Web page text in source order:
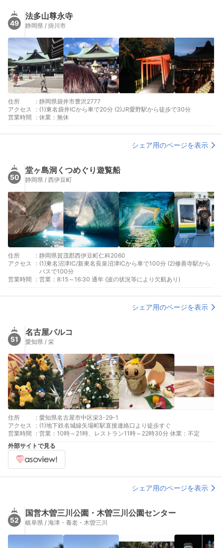
49
法多山尊永寺
静岡県 / 掛川市
住所 : 静岡県袋井市豊沢2777
アクセス
:
(1)東名袋井ICから車で20分 (2)JR愛野駅から徒歩で30分
営業時間
: 休業：無休
シェア用のページを表示
50
堂ヶ島洞くつめぐり遊覧船
静岡県 / 西伊豆町
住所 : 静岡県賀茂郡西伊豆町仁科2060
アクセス
: (1)東名沼津IC/新東名長泉沼津ICから車で100分 (2)修善寺駅から
バスで100分
営業時間
: 営業：8:15～16:30 通年 (波の状況等により欠航あり)
シェア用のページを表示
51
名古屋パルコ
愛知県 / 栄
住所 : 愛知県名古屋市中区栄3-29-1
アクセス
: (1)地下鉄名城線矢場町駅直接連絡口より徒歩すぐ
営業時間
: 営業：10時～21時、レストラン11時～22時30分 休業：不定
外部サイトで見る
シェア用のページを表示
52
国営木曽三川公園・木曽三川公園センター
岐阜県 / 海津・養老・木曽三川